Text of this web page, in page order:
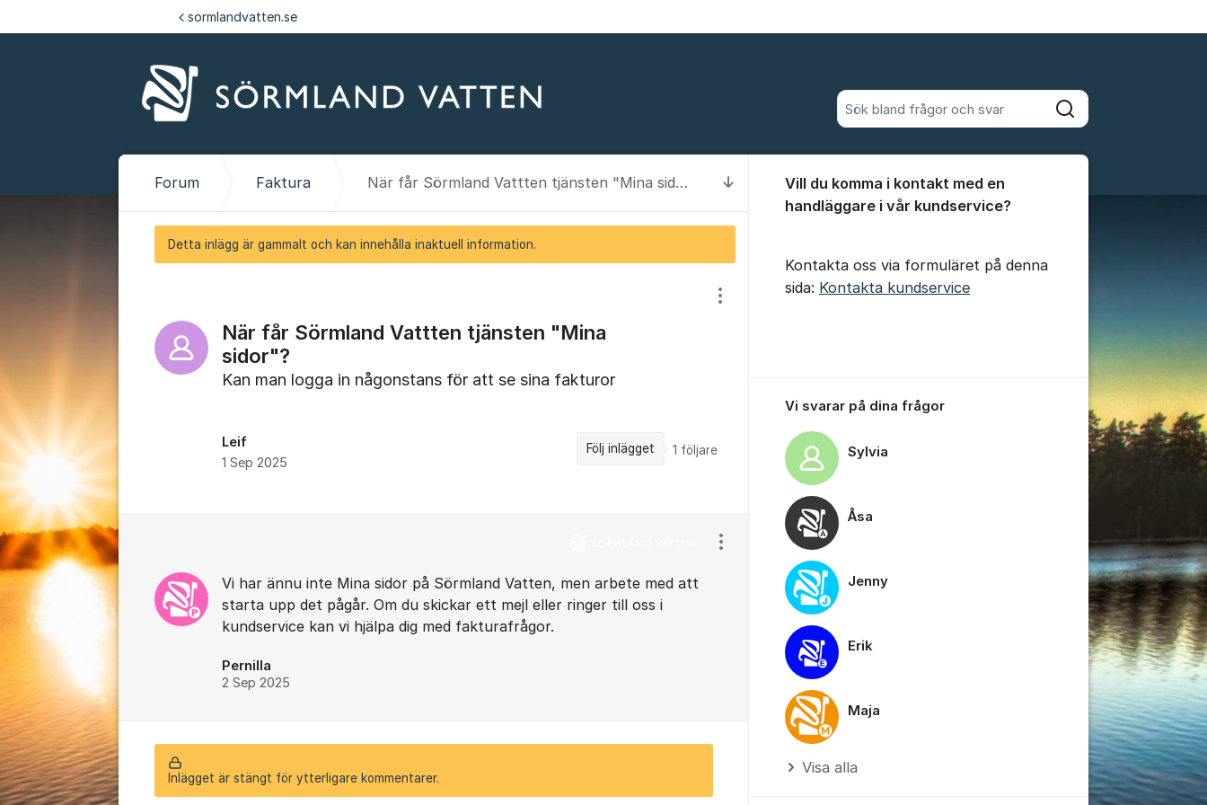
Sök bland alla inlägg
Sök
sormlandvatten.se
Till senaste kommentaren
Forum Faktura När får Sörmland Vattten tjänsten "Mina sidor"?
Detta inlägg är gammalt och kan innehålla inaktuell information.
När får Sörmland Vattten tjänsten "Mina
sidor"?
Visa/dölj inställningar för inlägg/kommentar
Kan man logga in någonstans för att se sina fakturor
Leif
1 Sep 2025
Följ inlägget 1 följare
Vi har ännu inte Mina sidor på Sörmland Vatten, men arbete med att
starta upp det pågår. Om du skickar ett mejl eller ringer till oss i
kundservice kan vi hjälpa dig med fakturafrågor.
Pernilla
2 Sep 2025
Visa/dölj inställningar för inlägg/kommentar
Inlägget är stängt för ytterligare kommentarer.
Vill du komma i kontakt med en
handläggare i vår kundservice?
Kontakta oss via formuläret på denna
sida: Kontakta kundservice
Vi svarar på dina frågor
Sylvia
Åsa
Jenny
Erik
Maja
Visa alla